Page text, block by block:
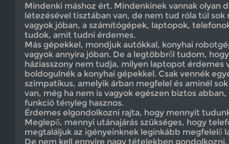
Mindenki máshoz ért. Mindenkinek vannak olyan
létezésével tisztában van, de nem tud róla túl sok
vagyok jóban, a számítógépek, laptopok,
tudok, amit tudni érdemes.
Más gépekkel, mondjuk autókkal, konyhai
vagyok annyira jóban. De a legtöbbről tudom,
háziasszony nem tudja, milyen laptopot érdemes
boldogulnék a konyhai gépekkel. Csak vennék
szimpatikus, amelyik árban megfelel és aminél
van, még ha nem is vagyok egészen biztos
funkció tényleg hasznos.
Érdemes elgondolkozni rajta, hogy mennyit
Meglepő, mennyi utánajárás szükséges, hogy
megtaláljuk az igényeinknek leginkább megfelelő
De nem kell ennyire nagy tételekben gondolkozni,